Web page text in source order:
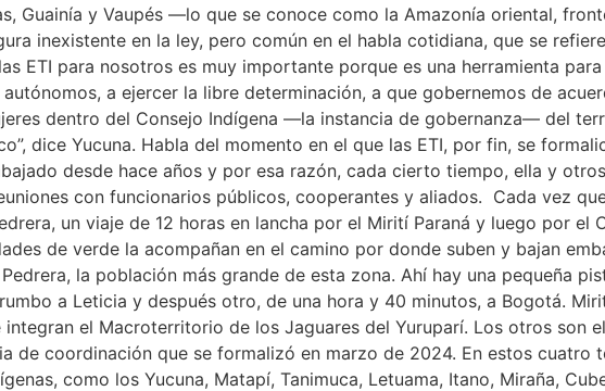
Guainía y Vaupés —lo que se conoce como la Amazonía oriental,
inexistente en la ley, pero común en el habla cotidiana, que se
ETI para nosotros es muy importante porque es una herramienta
a ejercer la libre determinación, a que gobernemos de
dentro del Consejo Indígena —la instancia de gobernanza— del
dice Yucuna. Habla del momento en el que las ETI, por fin, se
desde hace años y por esa razón, cada cierto tiempo, ella y
con funcionarios públicos, cooperantes y aliados. Cada vez
un viaje de 12 horas en lancha por el Mirití Paraná y luego por el
de verde la acompañan en el camino por donde suben y bajan
la población más grande de esta zona. Ahí hay una pequeña
a Leticia y después otro, de una hora y 40 minutos, a Bogotá.
el Macroterritorio de los Jaguares del Yuruparí. Los otros son
de coordinación que se formalizó en marzo de 2024. En estos cuatro
como los Yucuna, Matapí, Tanimuca, Letuama, Itano, Miraña,